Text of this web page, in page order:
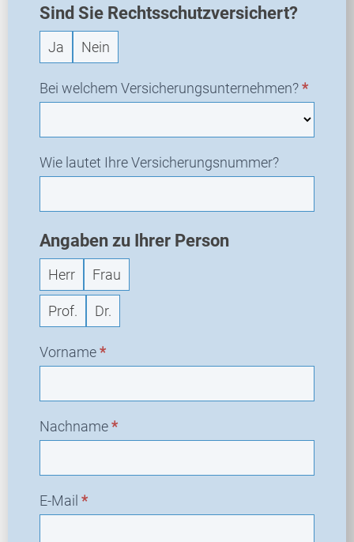
a
n
r
a
g
Sind Sie Rechtsschutzversichert?
Ja Nein
Bei welchem Versicherungsunternehmen?*
Wie lautet Ihre Versicherungsnummer?
Angaben zu Ihrer Person
Herr Frau
Prof. Dr.
Vorname*
Nachname*
E-Mail *